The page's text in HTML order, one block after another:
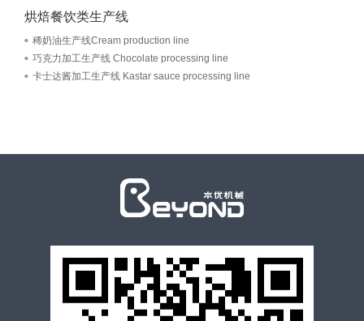
烘焙餐饮类生产线
稀奶油生产线Cream production line
巧克力加工生产线 Chocolate processing line
卡士达酱加工生产线 Kastar sauce processing line